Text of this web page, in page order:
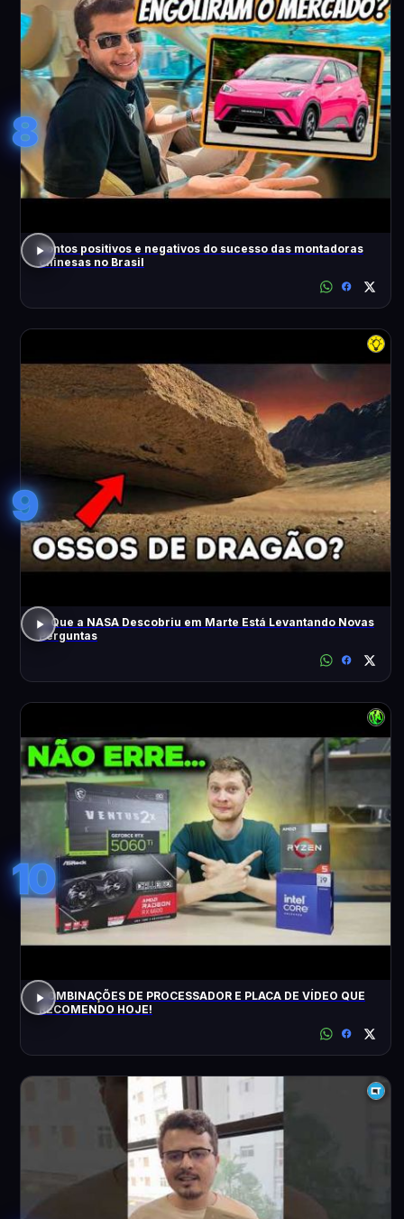
8
Pontos positivos e negativos do sucesso das montadoras
chinesas no Brasil
9
O Que a NASA Descobriu em Marte Está Levantando Novas
Perguntas
10
COMBINAÇÕES DE PROCESSADOR E PLACA DE VÍDEO QUE
RECOMENDO HOJE!